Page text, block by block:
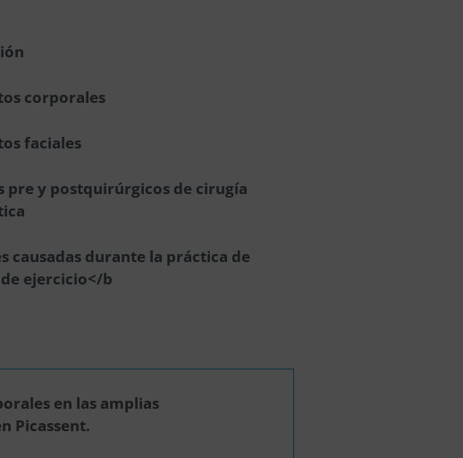
corporales
faciales
pre y postquirúrgicos de cirugía
causadas durante la práctica de
ejercicio</b
en las amplias
Picassent.